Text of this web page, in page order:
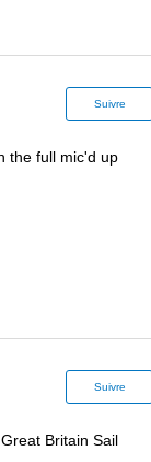
Suivre
the full mic'd up
Suivre
Britain Sail